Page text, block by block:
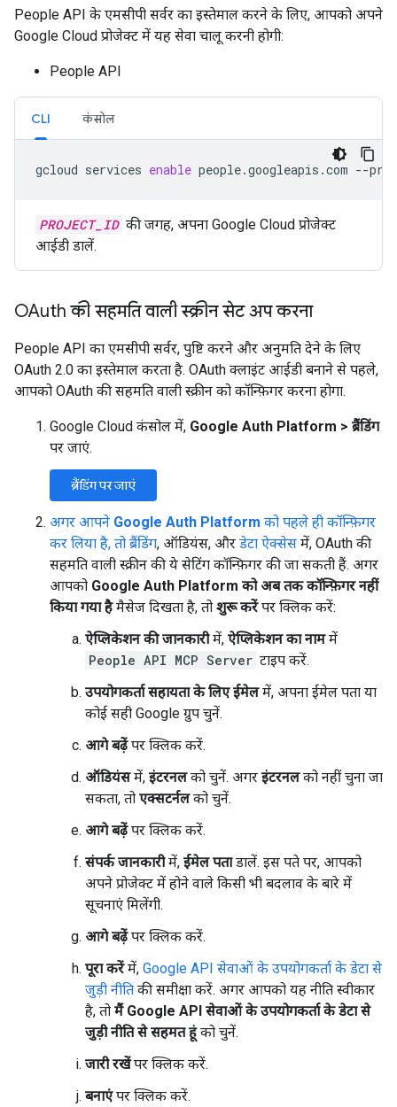
People API के एमसीपी सर्वर का इस्तेमाल करने के लिए, आपको अपने
Google Cloud प्रोजेक्ट में यह सेवा चालू करनी होगी:
People API
CLI कंसोल
gcloud services enable people.googleapis.com --
PROJECT_ID की जगह, अपना Google Cloud प्रोजेक्ट
आईडी डालें.
OAuth की सहमति वाली स्क्रीन सेट अप करना
People API का एमसीपी सर्वर, पुष्टि करने और अनुमति देने के लिए
OAuth 2.0 का इस्तेमाल करता है. OAuth क्लाइंट आईडी बनाने से पहले,
आपको OAuth की सहमति वाली स्क्रीन को कॉन्फ़िगर करना होगा.
Google Cloud कंसोल में, Google Auth Platform > ब्रैंडिंग
पर जाएं.
ब्रैंडिंग पर जाएं
अगर आपने Google Auth Platform को पहले ही कॉन्फ़िगर
कर लिया है, तो ब्रैंडिंग, ऑडियंस, और डेटा ऐक्सेस में, OAuth की
सहमति वाली स्क्रीन की ये सेटिंग कॉन्फ़िगर की जा सकती हैं. अगर
आपको Google Auth Platform को अब तक कॉन्फ़िगर नहीं
किया गया हैमैसेज दिखता है, तो शुरू करेंपर क्लिक करें:
ऐप्लिकेशन की जानकारीमें, ऐप्लिकेशन का नाममें
People API MCP Server टाइप करें.
उपयोगकर्ता सहायता के लिए ईमेलमें, अपना ईमेल पता या
कोई सही Google ग्रुप चुनें.
आगे बढ़ेंपर क्लिक करें.
ऑडियंसमें, इंटरनलको चुनें. अगर इंटरनलको नहीं चुना जा
सकता, तो एक्सटर्नलको चुनें.
आगे बढ़ेंपर क्लिक करें.
संपर्क जानकारीमें, ईमेल पताडालें. इस पते पर, आपको
अपने प्रोजेक्ट में होने वाले किसी भी बदलाव के बारे में
सूचनाएं मिलेंगी.
आगे बढ़ेंपर क्लिक करें.
पूरा करेंमें, Google API सेवाओं के उपयोगकर्ता के डेटा से
जुड़ी नीति की समीक्षा करें. अगर आपको यह नीति स्वीकार
है, तो मैं Google API सेवाओं के उपयोगकर्ता के डेटा से
जुड़ी नीति से सहमत हूंको चुनें.
जारी रखेंपर क्लिक करें.
बनाएंपर क्लिक करें.